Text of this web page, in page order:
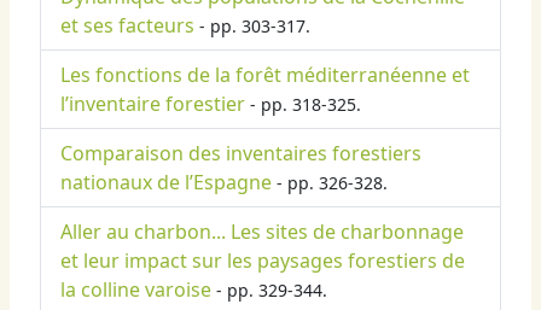
et ses facteurs - pp. 303-317.
Les fonctions de la forêt méditerranéenne et
l’inventaire forestier - pp. 318-325.
Comparaison des inventaires forestiers
nationaux de l’Espagne - pp. 326-328.
Aller au charbon... Les sites de charbonnage
et leur impact sur les paysages forestiers de
la colline varoise - pp. 329-344.